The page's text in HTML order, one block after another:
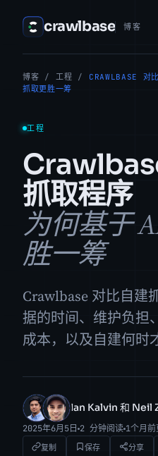
crawlbase 博客
博客 / 工程 /
CRAWLBASE
抓取更胜一筹
工程
抓取程序
为何基于
胜一筹
Crawlbase 对比自建
据的时间、维护负担
成本，以及自建何时
IK NZ Ian Kalvin 和 Neil
2025年6月5日 2 分钟阅读 1个月
复制 保存 分享